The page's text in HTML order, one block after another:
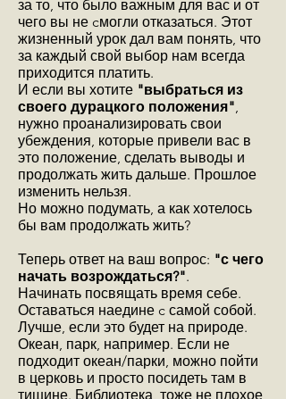
за то, что было важным для вас и от
чего вы не cмогли отказаться. Этот
жизненный урок дал вам понять, что
за каждый свой выбор нам всегда
приходится платить.
И если вы хотите "выбраться из
своего дурацкого положения",
нужно проанализировать свои
убеждения, которые привели вас в
это положение, сделать выводы и
продолжать жить дальше. Прошлое
изменить нельзя.
Но можно подумать, а как хотелось
бы вам продолжать жить?
Теперь ответ на ваш вопрос: "с чего
начать возрождаться?".
Начинать посвящать время себе.
Оставаться наедине c самой собой.
Лучше, если это будет на природе.
Океан, парк, например. Если не
подходит океан/парки, можно пойти
в церковь и просто посидеть там в
тишине. Библиотека, тоже не плохое